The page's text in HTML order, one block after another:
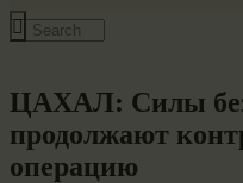
ЦАХАЛ: Силы
продолжают
операцию